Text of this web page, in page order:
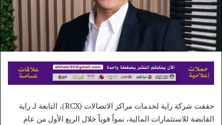
حققت شركة راية لخدمات مراكز الاتصالات (RCX)، التابعة لـ راية
القابضة للاستثمارات المالية، نمواً قوياً خلال الربع الأول من عام